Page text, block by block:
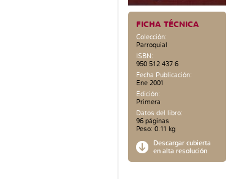
FICHA TÉCNICA
Colección:
Parroquial
ISBN:
950 512 437 6
Fecha Publicación:
Ene 2001
Edición:
Primera
Datos del libro:
96 páginas
Peso: 0.11 kg
Descargar cubierta
en alta resolución